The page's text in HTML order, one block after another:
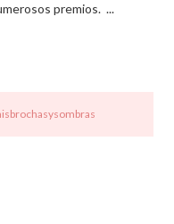
premios. ...